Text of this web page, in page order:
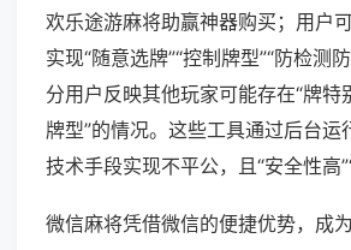
欢乐途游麻将助赢神器购买；用户
实现“随意选牌”“控制牌型”“防检测
分用户反映其他玩家可能存在“牌特
牌型”的情况。这些工具通过后台运
技术手段实现不平公，且“安全性高
微信麻将凭借微信的便捷优势，成